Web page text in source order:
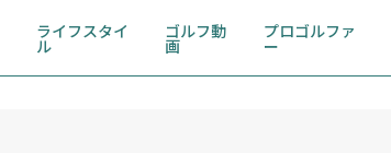
ライフスタイ
ル
ゴルフ動
画
プロゴルファ
ー